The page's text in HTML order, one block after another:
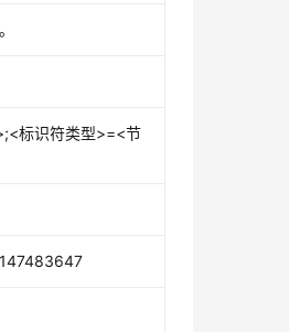
标识符类型>=<节